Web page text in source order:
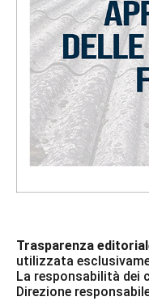
Trasparenza
utilizzata
La responsabilità dei
Direzione